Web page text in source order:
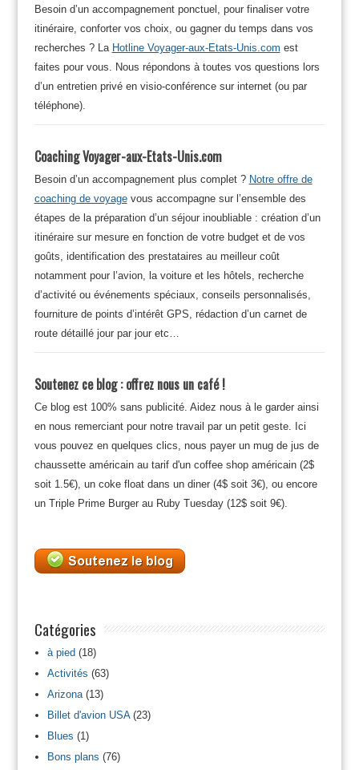
Besoin d’un accompagnement ponctuel, pour finaliser votre
itinéraire, conforter vos choix, ou gagner du temps dans vos
recherches ? La Hotline Voyager-aux-Etats-Unis.com est
faites pour vous. Nous répondons à toutes vos questions lors
d’un entretien privé en visio-conférence sur internet (ou par
téléphone).
Coaching Voyager-aux-Etats-Unis.com
Besoin d’un accompagnement plus complet ? Notre offre de
coaching de voyagevous accompagne sur l’ensemble des
étapes de la préparation d’un séjour inoubliable : création d’un
itinéraire sur mesure en fonction de votre budget et de vos
goûts, identification des prestataires au meilleur coût
notamment pour l’avion, la voiture et les hôtels, recherche
d’activité ou événements spéciaux, conseils personnalisés,
fourniture de points d’intérêt GPS, rédaction d’un carnet de
route détaillé jour par jour etc…
Soutenez ce blog : offrez nous un café !
Ce blog est 100% sans publicité. Aidez nous à le garder ainsi
en nous remerciant pour notre travail par un petit geste. Ici
vous pouvez en quelques clics, nous payer un mug de jus de
chaussette américain au tarif d'un coffee shop américain (2$
soit 1.5€), un coke float dans un diner (4$ soit 3€), ou encore
un Triple Prime Burger au Ruby Tuesday (12$ soit 9€).
Catégories
à pied(18)
Activités (63)
Arizona(13)
Billet d'avion USA(23)
Blues (1)
Bons plans (76)